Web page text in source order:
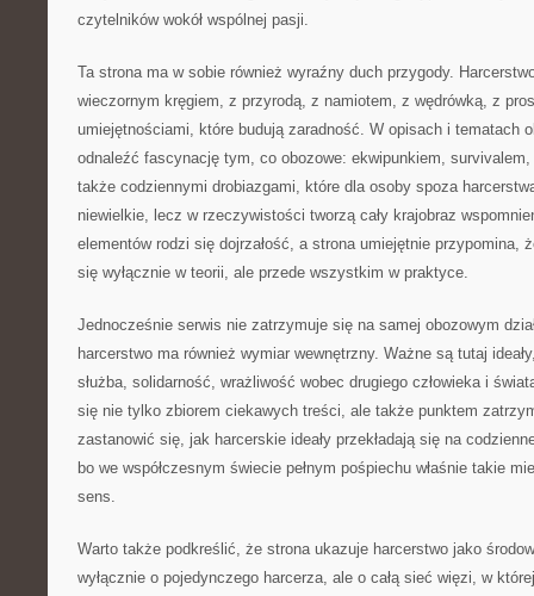
czytelników wokół wspólnej pasji.
Ta strona ma w sobie również wyraźny duch przygody.
wieczornym kręgiem, z przyrodą, z namiotem, z wędrówką, z
umiejętnościami, które budują zaradność. W opisach i tematach
odnaleźć fascynację tym, co obozowe: ekwipunkiem,
także codziennymi drobiazgami, które dla osoby spoza
niewielkie, lecz w rzeczywistości tworzą cały krajobraz
elementów rodzi się dojrzałość, a strona umiejętnie przypomina,
się wyłącznie w teorii, ale przede wszystkim w praktyce.
Jednocześnie serwis nie zatrzymuje się na samej obozowym
harcerstwo ma również wymiar wewnętrzny. Ważne są tutaj
służba, solidarność, wrażliwość wobec drugiego człowieka i
się nie tylko zbiorem ciekawych treści, ale także punktem
zastanowić się, jak harcerskie ideały przekładają się na
bo we współczesnym świecie pełnym pośpiechu właśnie takie
sens.
Warto także podkreślić, że strona ukazuje harcerstwo jako
wyłącznie o pojedynczego harcerza, ale o całą sieć więzi, w